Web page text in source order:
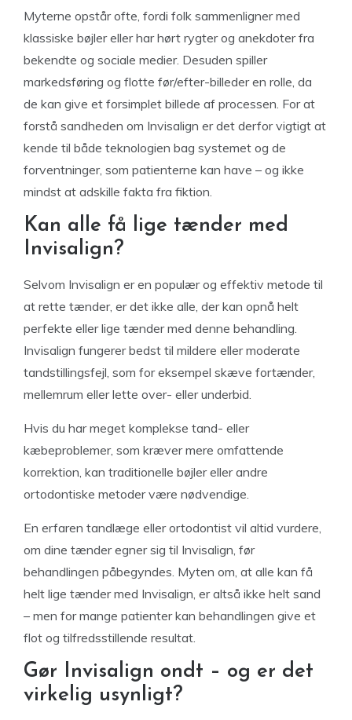
Myterne opstår ofte, fordi folk sammenligner med
klassiske bøjler eller har hørt rygter og anekdoter fra
bekendte og sociale medier. Desuden spiller
markedsføring og flotte før/efter-billeder en rolle, da
de kan give et forsimplet billede af processen. For at
forstå sandheden om Invisalign er det derfor vigtigt at
kende til både teknologien bag systemet og de
forventninger, som patienterne kan have – og ikke
mindst at adskille fakta fra fiktion.
Kan alle få lige tænder med
Invisalign?
Selvom Invisalign er en populær og effektiv metode til
at rette tænder, er det ikke alle, der kan opnå helt
perfekte eller lige tænder med denne behandling.
Invisalign fungerer bedst til mildere eller moderate
tandstillingsfejl, som for eksempel skæve fortænder,
mellemrum eller lette over- eller underbid.
Hvis du har meget komplekse tand- eller
kæbeproblemer, som kræver mere omfattende
korrektion, kan traditionelle bøjler eller andre
ortodontiske metoder være nødvendige.
En erfaren tandlæge eller ortodontist vil altid vurdere,
om dine tænder egner sig til Invisalign, før
behandlingen påbegyndes. Myten om, at alle kan få
helt lige tænder med Invisalign, er altså ikke helt sand
– men for mange patienter kan behandlingen give et
flot og tilfredsstillende resultat.
Gør Invisalign ondt – og er det
virkelig usynligt?